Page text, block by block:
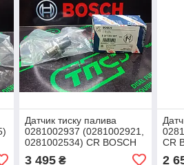
Датчик тиску палива
0281002937 (0281002921,
0281002534) СR BOSCH
3 495₴
СR
2